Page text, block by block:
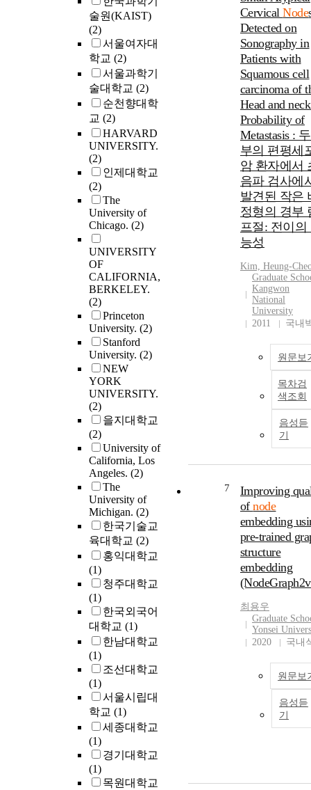
술원(KAIST)
(2)
서울여자대
학교 (2)
서울과학기
술대학교 (2)
순천향대학
교 (2)
HARVARD
UNIVERSITY.
(2)
인제대학교
(2)
The
University of
Chicago. (2)
UNIVERSITY
OF
CALIFORNIA,
BERKELEY.
(2)
Princeton
University. (2)
Stanford
University. (2)
NEW
YORK
UNIVERSITY.
(2)
을지대학교
(2)
University of
California, Los
Angeles. (2)
The
University of
Michigan. (2)
한국기술교
육대학교 (2)
홍익대학교
(1)
청주대학교
(1)
한국외국어
대학교 (1)
한남대학교
(1)
조선대학교
(1)
서울시립대
학교 (1)
세종대학교
(1)
경기대학교
(1)
목원대학교
째는 이동성 예측
이동성 상태에 기
한 중간 노드 선
고리즘이다. 본
리즘의 핵심은 비
에 포함된 이동성
보로부터 이웃 노
의 위치를 예측하
전송 노드의 전송
위를 벗어날 확률
위치에 따른 페널
같은 이동성 상태
을 계산하여 이를
용하는 것이다.
째 알고리즘은 비
에 포함된 이동성
보로부터 연결 만
시간, 전송 노드
송 범위를 벗어날
률, 패킷 전달 확
계산하고 각 이웃
드의 잔여 에너지
활용하여 다음 홉
위한 중간 노드를
택한다. 두 알고
의 성능을 평가하
위해 같은 시뮬레
션 환경에서 기존
고리즘과 제안된
알고리즘의 성능
비교한다. 시뮬레
션 결과는 제안된
소모)에서 기존의
고리즘에 비해 성
적으로 향상된 것
보여준다.
Ad Hoc Network
(VANET) is a
communication
changes in its
topology due to
unpredictable
movements of
(vehicles). The
frequent changes
network topology
make the data
transmission and
CervicalNode
Detected on
Sonography in
Patients with
Squamous cell
carcinoma of
Head and
Probability of
Metastasis :
부의 편평세
암 환자에서
음파 검사에
발견된 작은
정형의 경부
프절: 전이의
능성
Kim, Heung-
Graduate
Kangwon
National
University
2011
국내
원문보
목차검
색조회
음성듣
기
7
Improving
ofnode
embedding
pre-trained
structure
embedding
최용우
Graduate
Yonsei
2020
국내
원문보
음성듣
기